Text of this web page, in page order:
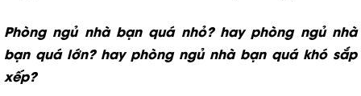
Phòng ngủ nhà bạn quá nhỏ? hay phòng ngủ nhà
bạn quá lớn? hay phòng ngủ nhà bạn quá khó sắp
xếp?